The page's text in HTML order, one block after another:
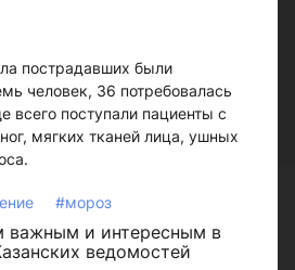
пострадавших были
человек, 36 потребовалась
всего поступали пациенты с
мягких тканей лица, ушных
#мороз
важным и интересным в
ведомостей